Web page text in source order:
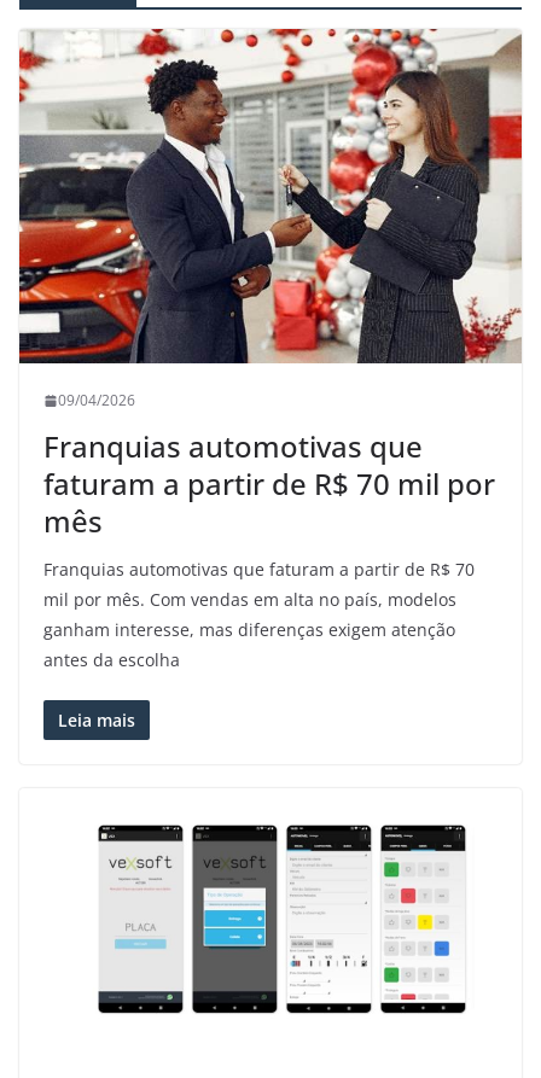
09/04/2026
Franquias automotivas que
faturam a partir de R$ 70 mil por
mês
Franquias automotivas que faturam a partir de R$ 70
mil por mês. Com vendas em alta no país, modelos
ganham interesse, mas diferenças exigem atenção
antes da escolha
Leia mais